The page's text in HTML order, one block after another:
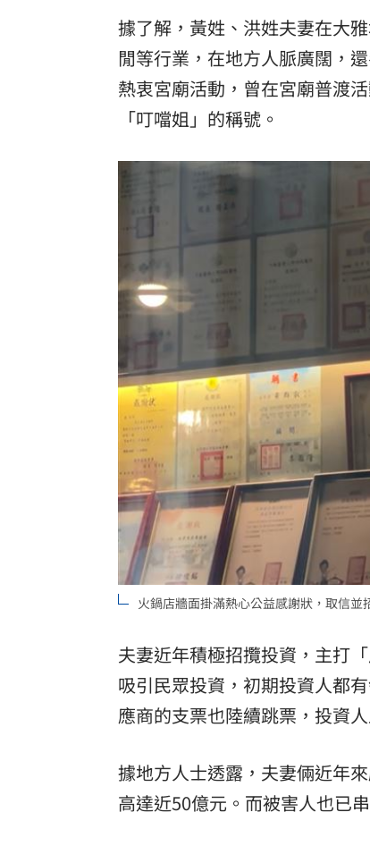
據了解，黃姓、洪姓夫妻在大
閒等行業，在地方人脈廣闊，
熱衷宮廟活動，曾在宮廟普渡
「叮噹姐」的稱號。
火鍋店牆面掛滿熱心公益感謝狀，取信
夫妻近年積極招攬投資，主打
吸引民眾投資，初期投資人都
應商的支票也陸續跳票，投資
據地方人士透露，夫妻倆近年
高達近50億元。而被害人也已